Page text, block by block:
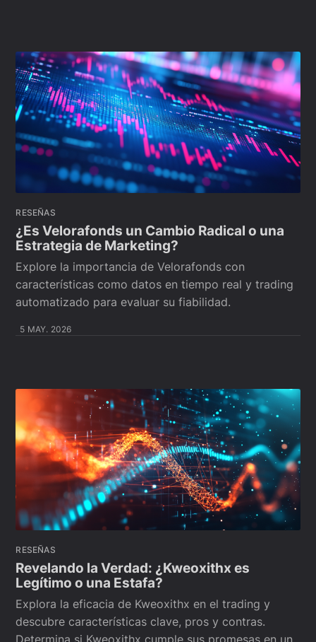
RESEÑAS
¿Es Velorafonds un Cambio Radical o una
Estrategia de Marketing?
Explore la importancia de Velorafonds con
características como datos en tiempo real y trading
automatizado para evaluar su fiabilidad.
5 MAY. 2026
RESEÑAS
Revelando la Verdad: ¿Kweoxithx es
Legítimo o una Estafa?
Explora la eficacia de Kweoxithx en el trading y
descubre características clave, pros y contras.